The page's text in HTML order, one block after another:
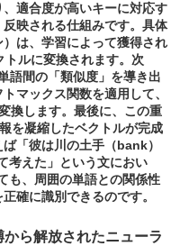
適合度が高いキーに対応す
映される仕組みです。具体
は、学習によって獲得され
ルに変換されます。次
語間の「類似度」を導き出
マックス関数を適用して、
換します。最後に、この重
を凝縮したベクトルが完成
「彼は川の土手（bank）
考えた」という文におい
も、周囲の単語との関係性
確に識別できるのです。
ら解放されたニューラ